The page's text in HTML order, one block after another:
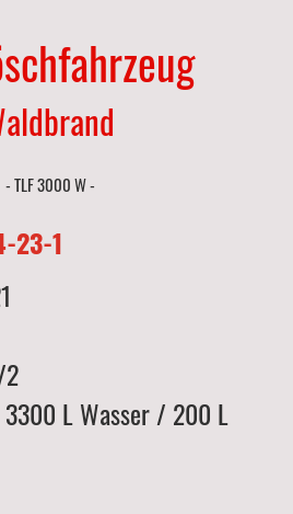
- TLF 3000 W -
23-1
L Wasser / 200 L